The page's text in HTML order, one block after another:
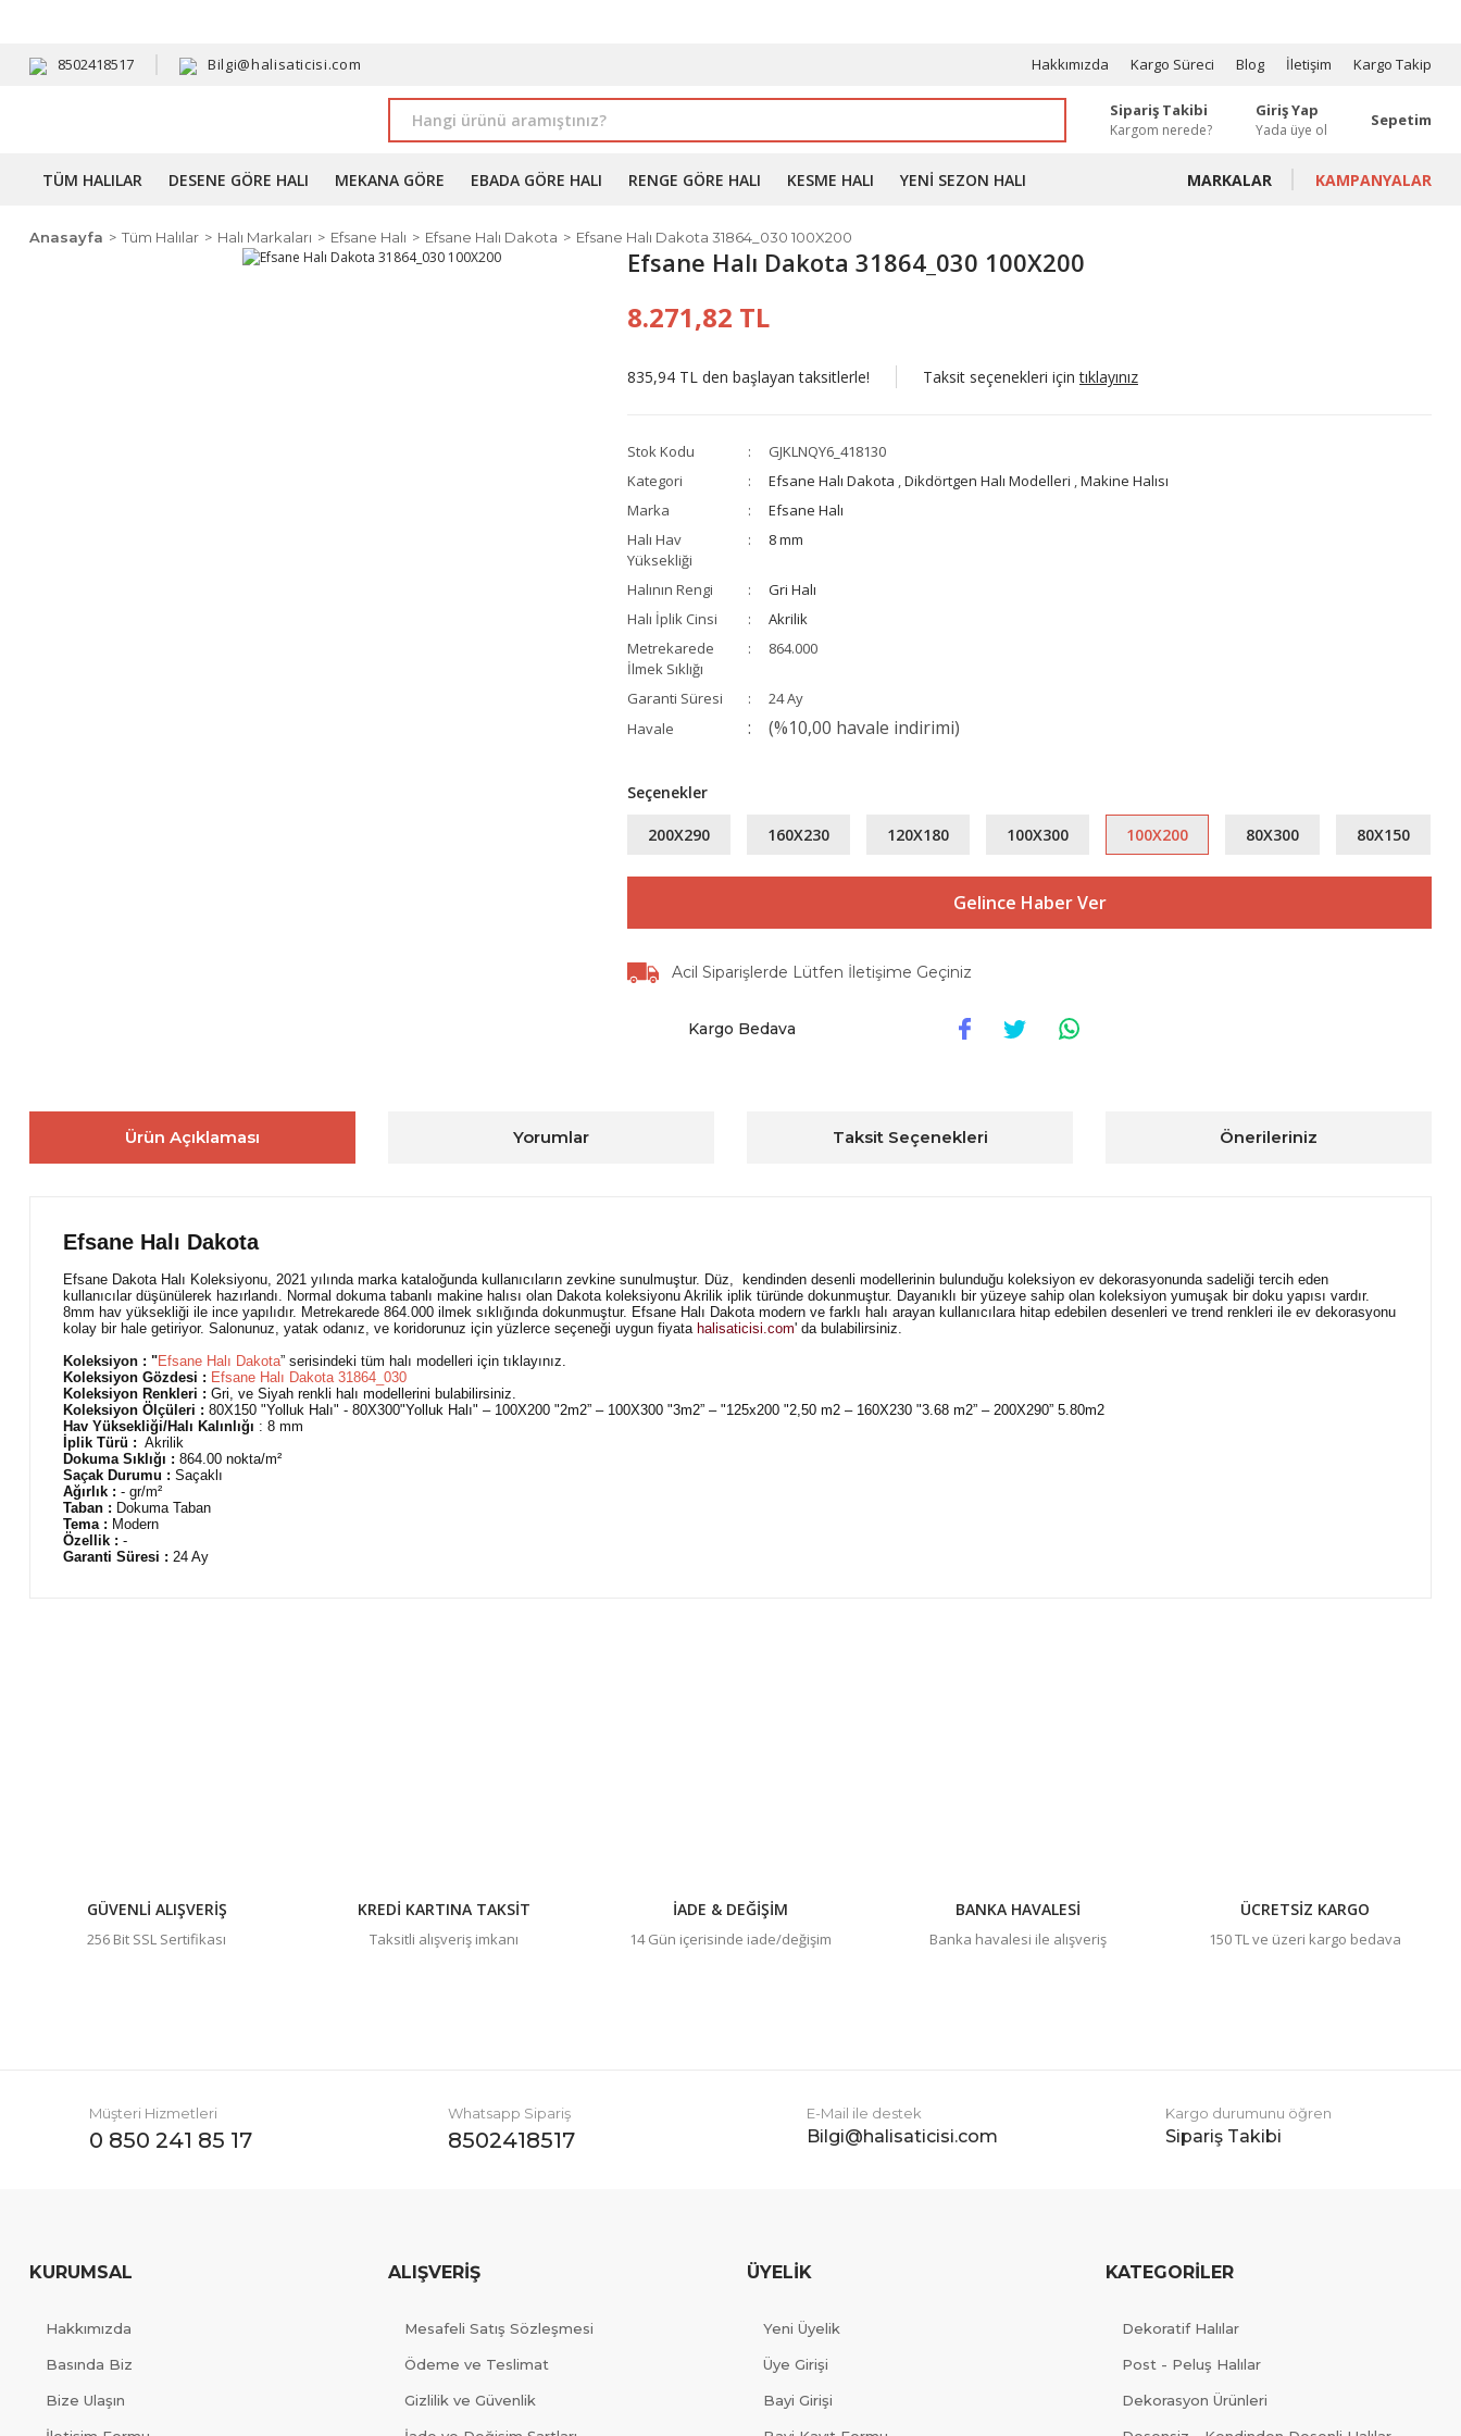
8502418517 Bilgi@halisaticisi.com Hakkımızda Kargo Süreci Blog İletişim Kargo Takip
Sipariş Takibi
Kargom nerede?
Giriş Yap
Yada üye ol
Sepetim
TÜM HALILAR DESENE GÖRE HALI MEKANA GÖRE EBADA GÖRE HALI RENGE GÖRE HALI KESME HALI YENI SEZON HALI MARKALAR KAMPANYALAR
Anasayfa Tüm Halılar Halı Markaları Efsane Halı Efsane Halı Dakota Efsane Halı Dakota 31864_030 100X200
Efsane Halı Dakota 31864_030 100X200
8.271,82 TL
835,94 TL den başlayan taksitlerle! Taksit seçenekleri içintıklayınız
Stok Kodu
GJKLNQY6_418130
Kategori
Efsane Halı Dakota ,Dikdörtgen Halı Modelleri ,Makine Halısı
Marka
Efsane Halı
Halı Hav
Yüksekliği
8 mm
Halının Rengi
Gri Halı
Halı İplik Cinsi
Akrilik
Metrekarede
İlmek Sıklığı
864.000
Garanti Süresi
24 Ay
Havale
(%10,00 havale indirimi)
Seçenekler
200X290 160X230 120X180 100X300 100X200 80X300 80X150
Gelince Haber Ver
Acil Siparişlerde Lütfen İletişime Geçiniz
Kargo Bedava
Ürün Açıklaması Yorumlar Taksit Seçenekleri Önerileriniz
Efsane Halı Dakota
Efsane Dakota Halı Koleksiyonu, 2021 yılında marka kataloğunda kullanıcıların zevkine sunulmuştur. Düz, kendinden desenli modellerinin bulunduğu koleksiyon ev dekorasyonunda sadeliği tercih eden
kullanıcılar düşünülerek hazırlandı. Normal dokuma tabanlı makine halısı olan Dakota koleksiyonu Akrilik iplik türünde dokunmuştur. Dayanıklı bir yüzeye sahip olan koleksiyon yumuşak bir doku yapısı vardır.
8mm hav yüksekliği ile ince yapılıdır. Metrekarede 864.000 ilmek sıklığında dokunmuştur. Efsane Halı Dakota modern ve farklı halı arayan kullanıcılara hitap edebilen desenleri ve trend renkleri ile ev dekorasyonu
kolay bir hale getiriyor. Salonunuz, yatak odanız, ve koridorunuz için yüzlerce seçeneği uygun fiyata halisaticisi.com' da bulabilirsiniz.
Koleksiyon : "Efsane Halı Dakota” serisindeki tüm halı modelleri için tıklayınız.
Koleksiyon Gözdesi : Efsane Halı Dakota 31864_030
Koleksiyon Renkleri : Gri, ve Siyah renkli halı modellerini bulabilirsiniz.
Koleksiyon Ölçüleri : 80X150 "Yolluk Halı" - 80X300"Yolluk Halı" – 100X200 "2m2” – 100X300 "3m2” – "125x200 "2,50 m2 – 160X230 "3.68 m2” – 200X290” 5.80m2
Hav Yüksekliği/Halı Kalınlığı : 8 mm
İplik Türü : Akrilik
Dokuma Sıklığı : 864.00 nokta/m²
Saçak Durumu : Saçaklı
Ağırlık : - gr/m²
Taban : Dokuma Taban
Tema : Modern
Özellik : -
Garanti Süresi : 24 Ay
GÜVENLİ ALIŞVERİŞ
256 Bit SSL Sertifikası
KREDİ KARTINA TAKSİT
Taksitli alışveriş imkanı
İADE & DEĞİŞİM
14 Gün içerisinde iade/değişim
BANKA HAVALESİ
Banka havalesi ile alışveriş
ÜCRETSİZ KARGO
150 TL ve üzeri kargo bedava
Müşteri Hizmetleri
0 850 241 85 17
Whatsapp Sipariş
8502418517
E-Mail ile destek
Bilgi@halisaticisi.com
Kargo durumunu öğren
Sipariş Takibi
KURUMSAL
Hakkımızda
Basında Biz
Bize Ulaşın
ALIŞVERİŞ
Mesafeli Satış Sözleşmesi
Ödeme ve Teslimat
Gizlilik ve Güvenlik
ÜYELİK
Yeni Üyelik
Üye Girişi
Bayi Girişi
KATEGORİLER
Dekoratif Halılar
Post - Peluş Halılar
Dekorasyon Ürünleri